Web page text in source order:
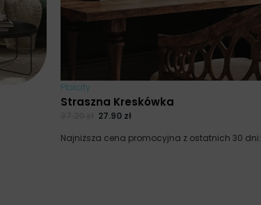
Plakaty
Straszna Kreskówka
27.90 zł
Najniższa cena promocyjna z ostatnich 30 dni: